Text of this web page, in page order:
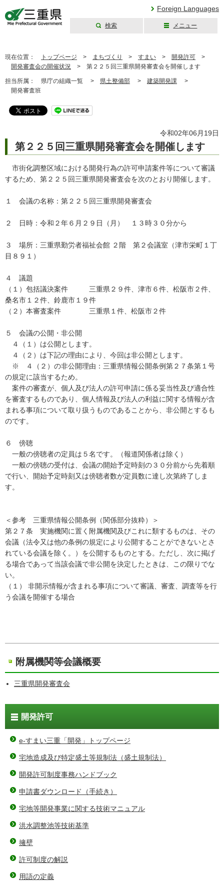
Foreign Languages
検索 メニュー
現在位置： トップページ > まちづくり > すまい > 開発許可 >
開発審査会の開催状況 > 第２２５回三重県開発審査会を開催します
担当所属： 県庁の組織一覧 > 県土整備部 > 建築開発課 >
開発審査班
令和02年06月19日
第２２５回三重県開発審査会を開催します
市街化調整区域における開発行為の許可申請案件等について審議
するため、第２２５回三重県開発審査会を次のとおり開催します。
１ 会議の名称：第２２５回三重県開発審査会
２ 日時：令和２年６月２９日（月） １３時３０分から
３ 場所：三重県勤労者福祉会館 ２階 第２会議室（津市栄町１丁
目８９１）
４ 議題
（１）包括議決案件 三重県２９件、津市６件、松阪市２件、
桑名市１２件、鈴鹿市１９件
（２）本審査案件 三重県１件、松阪市２件
５ 会議の公開・非公開
４（１）は公開とします。
４（２）は下記の理由により、今回は非公開とします。
※ ４（２）の非公開理由：三重県情報公開条例第２７条第１号
の規定に該当するため。
案件の審査が、個人及び法人の許可申請に係る妥当性及び適合性
を審査するものであり、個人情報及び法人の利益に関する情報が含
まれる事項について取り扱うものであることから、非公開とするも
のです。
６ 傍聴
一般の傍聴者の定員は５名です。（報道関係者は除く）
一般の傍聴の受付は、会議の開始予定時刻の３０分前から先着順
で行い、開始予定時刻又は傍聴者数が定員数に達し次第終了しま
す。
＜参考 三重県情報公開条例（関係部分抜粋）＞
第２７条 実施機関に置く附属機関及びこれに類するものは、その
会議（法令又は他の条例の規定により公開することができないとさ
れている会議を除く。）を公開するものとする。ただし、次に掲げ
る場合であって当該会議で非公開を決定したときは、この限りでな
い。
（１） 非開示情報が含まれる事項について審議、審査、調査等を行
う会議を開催する場合
附属機関等会議概要
三重県開発審査会
開発許可
e-すまい三重「開発」トップページ
宅地造成及び特定盛土等規制法（盛土規制法）
開発許可制度事務ハンドブック
申請書ダウンロード（手続き）
宅地等開発事業に関する技術マニュアル
洪水調整池等技術基準
擁壁
許可制度の解説
用語の定義